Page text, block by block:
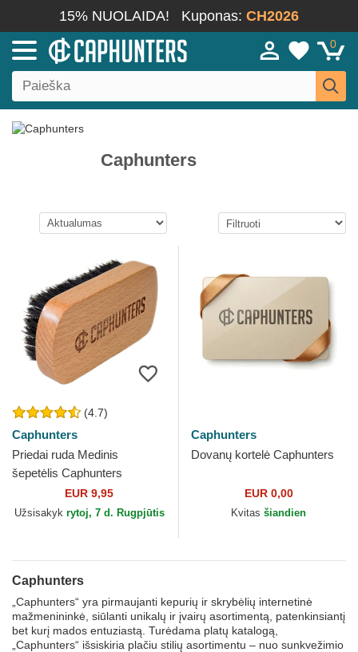
15% NUOLAIDA! Kuponas: CH2026
0
Caphunters
(4.7)
Caphunters
Priedai ruda Medinis
šepetėlis Caphunters
EUR 9,95
Užsisakyk rytoj, 7 d. Rugpjūtis
Caphunters
Dovanų kortelė Caphunters
EUR 0,00
Kvitas šiandien
Caphunters
„Caphunters“ yra pirmaujanti kepurių ir skrybėlių internetinė
mažmenininkė, siūlanti unikalų ir įvairų asortimentą, patenkinsiantį
bet kurį mados entuziastą. Turėdama platų katalogą,
„Caphunters“ išsiskiria plačiu stilių asortimentu – nuo sunkvežimio